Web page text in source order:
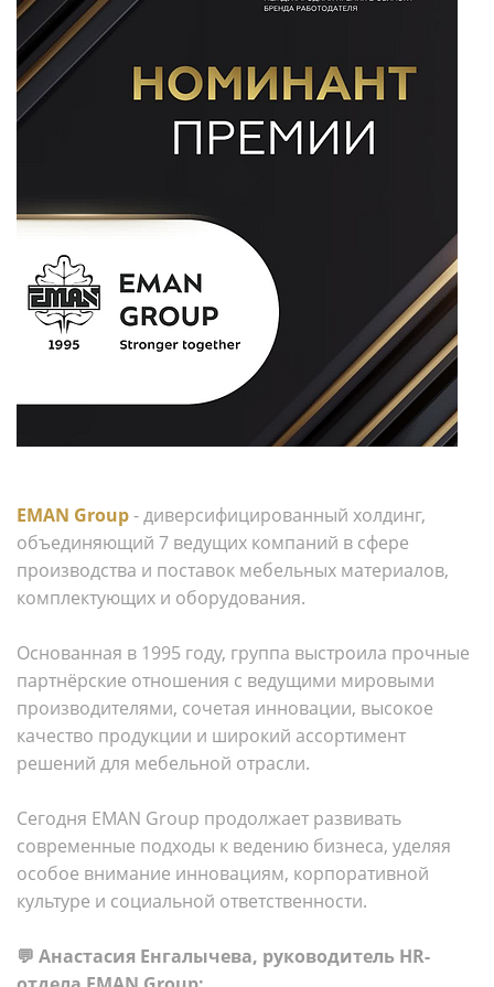
EMAN Group- диверсифицированный холдинг,
объединяющий 7 ведущих компаний в сфере
производства и поставок мебельных материалов,
комплектующих и оборудования.
Основанная в 1995 году, группа выстроила прочные
партнёрские отношения с ведущими мировыми
производителями, сочетая инновации, высокое
качество продукции и широкий ассортимент
решений для мебельной отрасли.
Сегодня EMAN Group продолжает развивать
современные подходы к ведению бизнеса, уделяя
особое внимание инновациям, корпоративной
культуре и социальной ответственности.
💬 Анастасия Енгалычева, руководитель HR-